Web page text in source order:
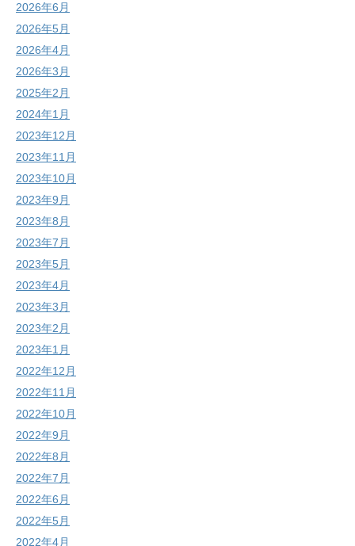
2026年6月
2026年5月
2026年4月
2026年3月
2025年2月
2024年1月
2023年12月
2023年11月
2023年10月
2023年9月
2023年8月
2023年7月
2023年5月
2023年4月
2023年3月
2023年2月
2023年1月
2022年12月
2022年11月
2022年10月
2022年9月
2022年8月
2022年7月
2022年6月
2022年5月
2022年4月